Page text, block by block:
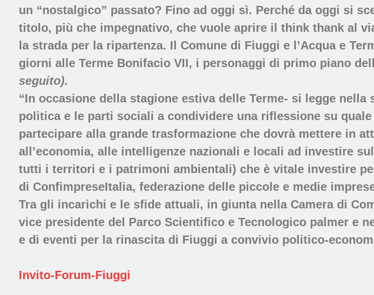
un “nostalgico” passato? Fino ad oggi sì. Perché da oggi si
titolo, più che impegnativo, che vuole aprire il think thank al
la strada per la ripartenza. Il Comune di Fiuggi e l’Acqua e
giorni alle Terme Bonifacio VII, i personaggi di primo piano
seguito).
“In occasione della stagione estiva delle Terme- si legge
politica e le parti sociali a condividere una riflessione su
partecipare alla grande trasformazione che dovrà mettere in
all’economia, alle intelligenze nazionali e locali ad investire
tutti i territori e i patrimoni ambientali) che è vitale investire
di ConfimpreseItalia, federazione delle piccole e medie
Tra gli incarichi e le sfide attuali, in giunta nella Camera di
vice presidente del Parco Scientifico e Tecnologico palmer e
e di eventi per la rinascita di Fiuggi a convivio politico-
Invito-Forum-Fiuggi